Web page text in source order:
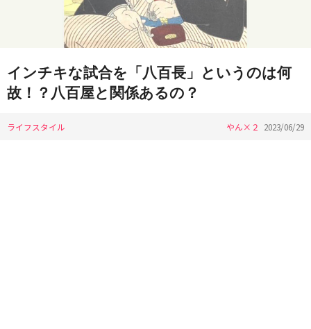
インチキな試合を「八百長」というのは何
故！？八百屋と関係あるの？
ライフスタイル やん×２ 2023/06/29